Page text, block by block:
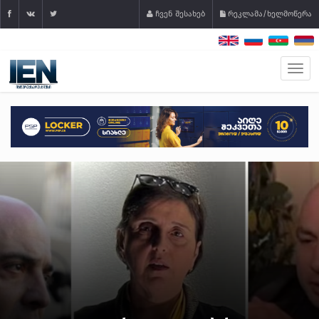
ჩვენ შესახებ რეკლამა/ხელმოწერა